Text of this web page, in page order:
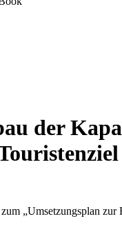
der
„Umsetzungsplan